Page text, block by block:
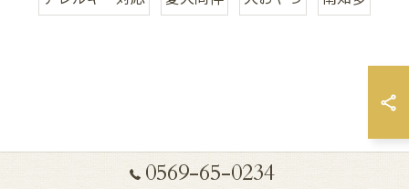
0569-65-0234